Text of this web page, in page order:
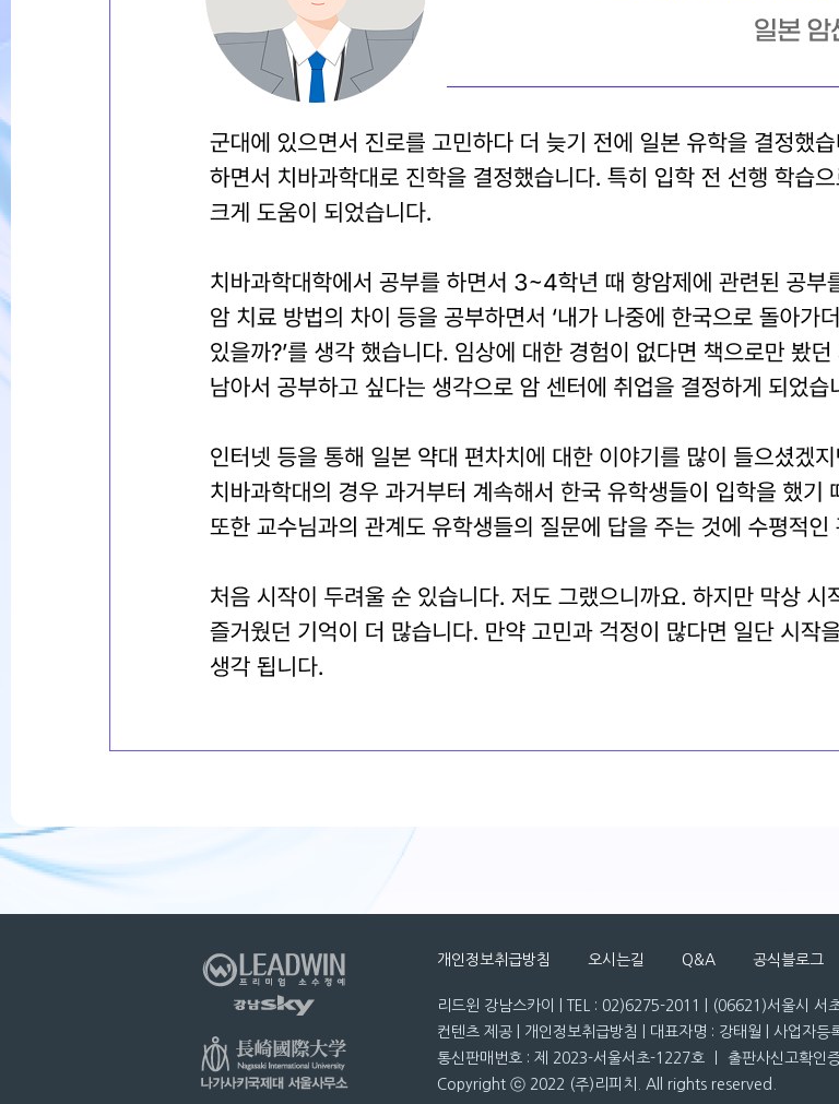
개인정보취급방침 오시는길 Q&A 공식블로그
리드윈 강남스카이 | TEL : 02)6275-2011 | (06621)서울시 서
컨텐츠 제공 | 개인정보취급방침 | 대표자명 : 강태월 | 사업자
통신판매번호 : 제 2023-서울서초-1227호 ㅣ 출판사신고확인
Copyright ⓒ 2022 (주)리피치. All rights reserved.